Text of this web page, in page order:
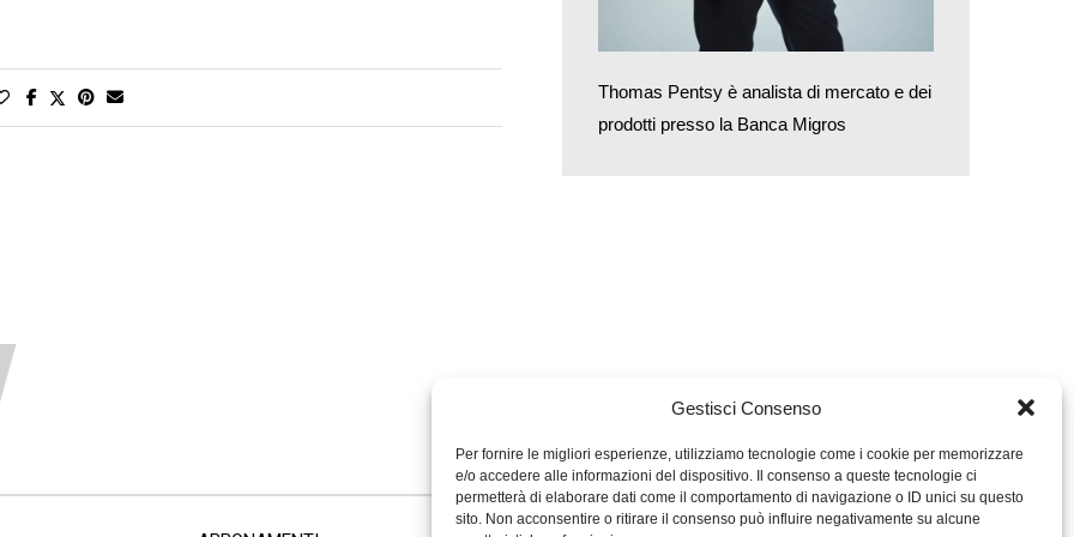
Gestisci Consenso
Per fornire le migliori esperienze, utilizziamo tecnologie come i cookie per memorizzare
e/o accedere alle informazioni del dispositivo. Il consenso a queste tecnologie ci
permetterà di elaborare dati come il comportamento di navigazione o ID unici su questo
sito. Non acconsentire o ritirare il consenso può influire negativamente su alcune
Thomas Pentsy è analista di mercato e dei
prodotti presso la Banca Migros